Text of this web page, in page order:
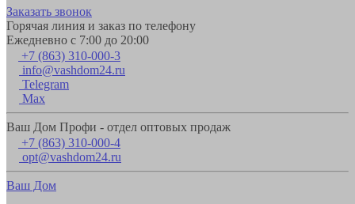
Заказать звонок
Горячая линия и заказ по телефону
Ежедневно с 7:00 до 20:00
+7 (863) 310-000-3
info@vashdom24.ru
Telegram
Max
Ваш Дом Профи - отдел оптовых продаж
+7 (863) 310-000-4
opt@vashdom24.ru
Ваш Дом